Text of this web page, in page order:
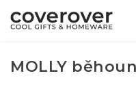
MOLLY